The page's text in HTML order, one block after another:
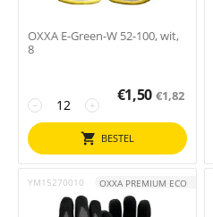
OXXA E-Green-W 52-100, wit,
8
+
−
€1,50 €1,82
BESTEL
YM15270010 OXXA PREMIUM ECO